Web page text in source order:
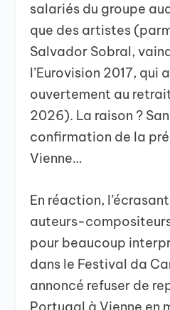
salariés du groupe
que des artistes
Salvador Sobral,
l’Eurovision 2017, qui
ouvertement au
2026). La raison ?
confirmation de la
Vienne…
En réaction,
auteurs-
pour beaucoup
dans le Festival da
annoncé refuser de
Portugal à Vienne en